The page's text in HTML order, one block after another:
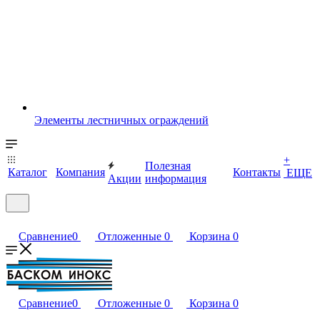
Элементы лестничных ограждений
Каталог Компания
Акции
Полезная
информация
Контакты
+
ЕЩЕ
Сравнение0 Отложенные 0 Корзина 0
Сравнение0 Отложенные 0 Корзина 0